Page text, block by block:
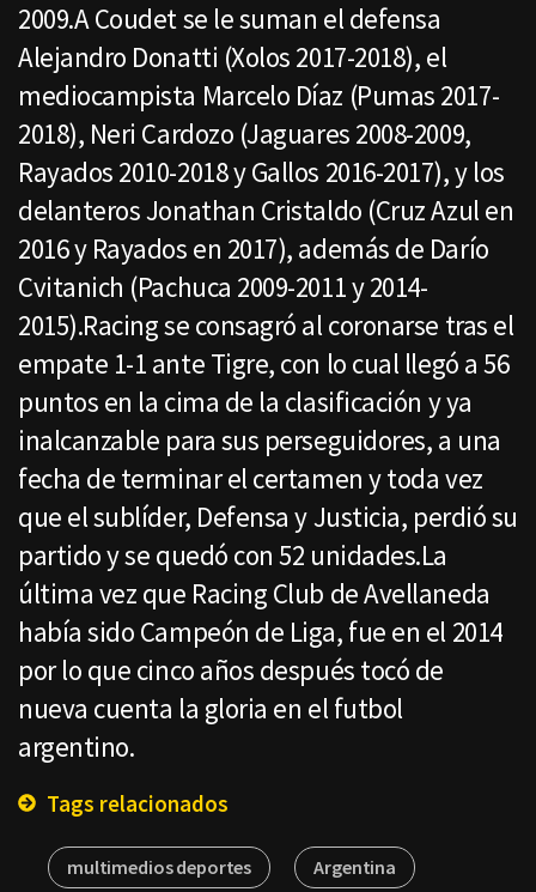
2009.A Coudet se le suman el defensa
Alejandro Donatti (Xolos 2017-2018), el
mediocampista Marcelo Díaz (Pumas 2017-
2018), Neri Cardozo (Jaguares 2008-2009,
Rayados 2010-2018 y Gallos 2016-2017), y los
delanteros Jonathan Cristaldo (Cruz Azul en
2016 y Rayados en 2017), además de Darío
Cvitanich (Pachuca 2009-2011 y 2014-
2015).Racing se consagró al coronarse tras el
empate 1-1 ante Tigre, con lo cual llegó a 56
puntos en la cima de la clasificación y ya
inalcanzable para sus perseguidores, a una
fecha de terminar el certamen y toda vez
que el sublíder, Defensa y Justicia, perdió su
partido y se quedó con 52 unidades.La
última vez que Racing Club de Avellaneda
había sido Campeón de Liga, fue en el 2014
por lo que cinco años después tocó de
nueva cuenta la gloria en el futbol
argentino.
Tags relacionados
multimedios deportes Argentina